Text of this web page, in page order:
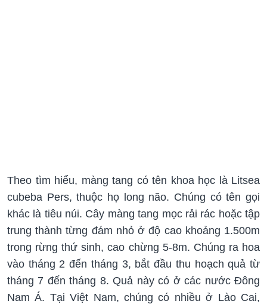
Theo tìm hiểu, màng tang có tên khoa học là Litsea
cubeba Pers, thuộc họ long não. Chúng có tên gọi
khác là tiêu núi. Cây màng tang mọc rải rác hoặc tập
trung thành từng đám nhỏ ở độ cao khoảng 1.500m
trong rừng thứ sinh, cao chừng 5-8m. Chúng ra hoa
vào tháng 2 đến tháng 3, bắt đầu thu hoạch quả từ
tháng 7 đến tháng 8. Quả này có ở các nước Đông
Nam Á. Tại Việt Nam, chúng có nhiều ở Lào Cai,